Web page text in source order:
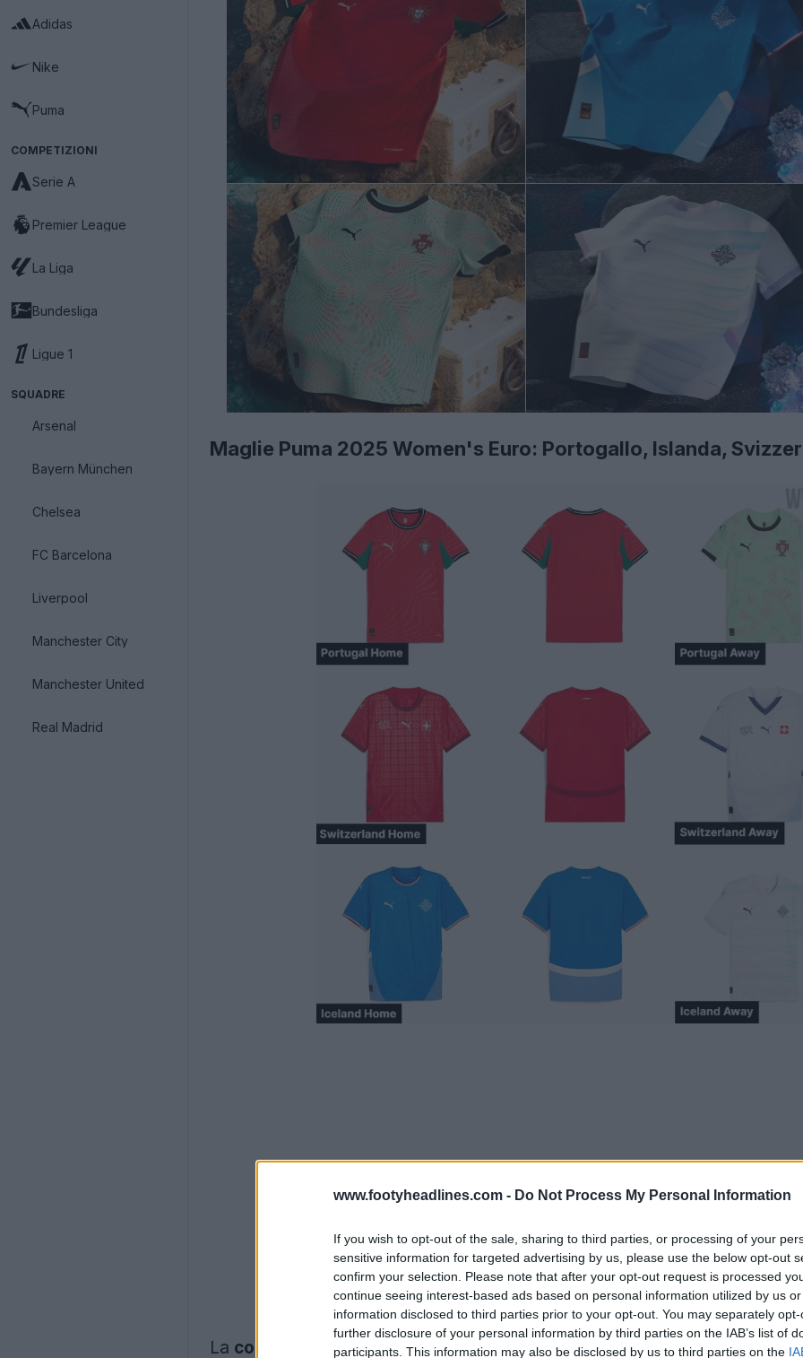
www.footyheadlines.com - Do Not Process My Personal Information
If you wish to opt-out of the sale, sharing to third parties, or processing of your
sensitive information for targeted advertising by us, please use the below opt-out
confirm your selection. Please note that after your opt-out request is processed
continue seeing interest-based ads based on personal information utilized by us
information disclosed to third parties prior to your opt-out. You may separately
further disclosure of your personal information by third parties on the IAB’s list of
participants. This information may also be disclosed by us to third parties on the
Adidas
Nike
Puma
COMPETIZIONI
Serie A
Premier League
La Liga
Bundesliga
Ligue 1
SQUADRE
Arsenal
Bayern München
Chelsea
FC Barcelona
Liverpool
Manchester City
Manchester United
Real Madrid
Maglie Puma 2025 Women's Euro: Portogallo, Islanda,
La collezione di kit Puma2025 Women's Euroinclude le maglie di tre